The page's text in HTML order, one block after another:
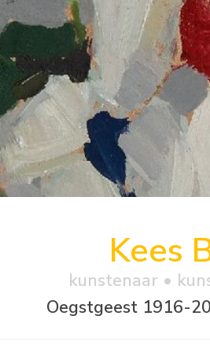
Kees
kunstenaar •
Oegstgeest 1916-